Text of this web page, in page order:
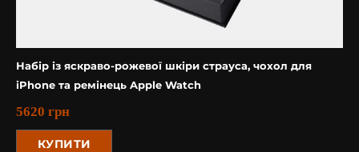
Набір із яскраво-рожевої шкіри страуса, чохол для
iPhone та ремінець Apple Watch
5620 грн
КУПИТИ